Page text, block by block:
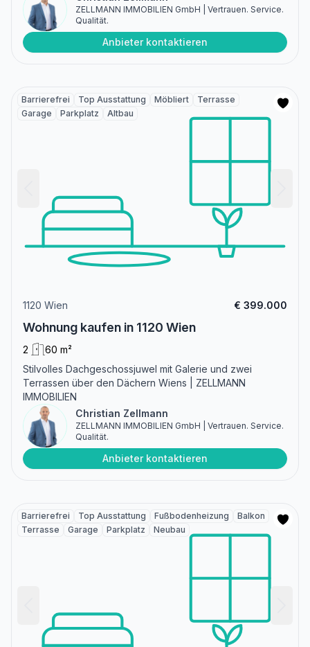
ZELLMANN IMMOBILIEN GmbH | Vertrauen. Service.
Qualität.
Anbieter kontaktieren
Barrierefrei Top Ausstattung Möbliert
Terrasse
Garage
Parkplatz Altbau
1120 Wien € 399.000
Wohnung kaufen in 1120 Wien
2
60 m²
Stilvolles Dachgeschossjuwel mit Galerie und zwei
Terrassen über den Dächern Wiens | ZELLMANN
IMMOBILIEN
Christian Zellmann
ZELLMANN IMMOBILIEN GmbH | Vertrauen. Service.
Qualität.
Anbieter kontaktieren
Barrierefrei Top Ausstattung Fußbodenheizung
Balkon
Terrasse
Garage Parkplatz Neubau